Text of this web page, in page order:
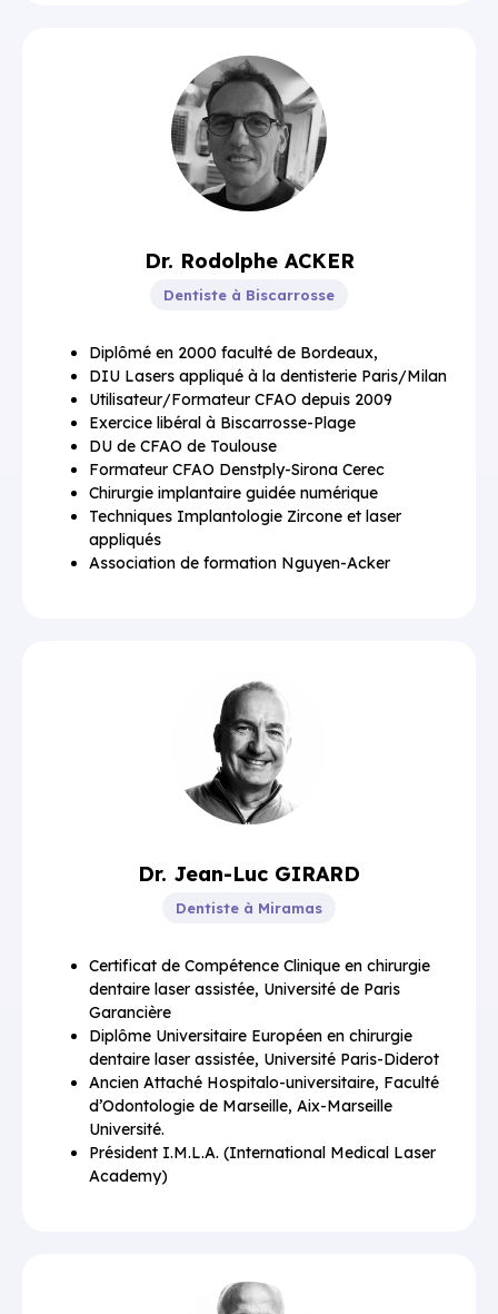
Dr. Rodolphe ACKER
Dentiste à Biscarrosse
Diplômé en 2000 faculté de Bordeaux,
DIU Lasers appliqué à la dentisterie Paris/Milan
Utilisateur/Formateur CFAO depuis 2009
Exercice libéral à Biscarrosse-Plage
DU de CFAO de Toulouse
Formateur CFAO Denstply-Sirona Cerec
Chirurgie implantaire guidée numérique
Techniques Implantologie Zircone et laser
appliqués
Association de formation Nguyen-Acker
Dr. Jean-Luc GIRARD
Dentiste à Miramas
Certificat de Compétence Clinique en chirurgie
dentaire laser assistée, Université de Paris
Garancière
Diplôme Universitaire Européen en chirurgie
dentaire laser assistée, Université Paris-Diderot
Ancien Attaché Hospitalo-universitaire, Faculté
d’Odontologie de Marseille, Aix-Marseille
Université.
Président I.M.L.A. (International Medical Laser
Academy)